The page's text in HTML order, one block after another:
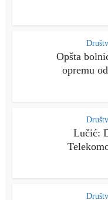
Opšta
opremu
Lučić: